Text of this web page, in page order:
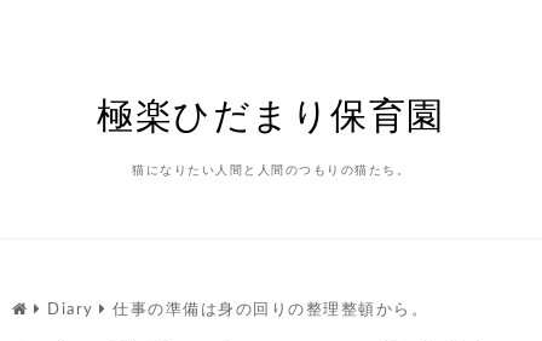
極楽ひだまり保育園
猫になりたい人間と人間のつもりの猫たち。
Diary 仕事の準備は身の回りの整理整頓から。